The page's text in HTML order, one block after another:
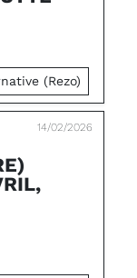
(Rezo)
14/02/2026